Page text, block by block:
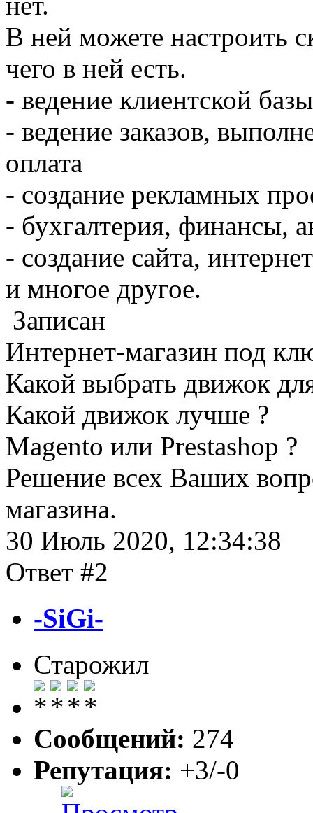
В ней можете настроить
чего в ней есть.
- ведение клиентской
- ведение заказов,
оплата
- создание рекламных
- бухгалтерия, финансы,
- создание сайта,
и многое другое.
Записан
Интернет-магазин под
Какой выбрать движок
Какой движок лучше ?
Magento или Prestashop ?
Решение всех Ваших
магазина.
30 Июль 2020, 12:34:38
Ответ #2
-SiGi-
Старожил
Сообщений: 274
Репутация: +3/-0